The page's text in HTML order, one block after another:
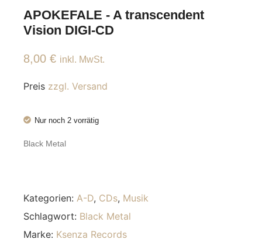
APOKEFALE - A transcendent
Vision DIGI-CD
8,00 € inkl. MwSt.
Preis zzgl. Versand
Nur noch 2 vorrätig
Black Metal
Kategorien: A-D, CDs, Musik
Schlagwort: Black Metal
Marke: Ksenza Records